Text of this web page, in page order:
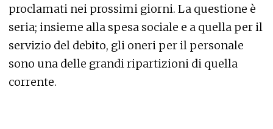
proclamati nei prossimi giorni. La questione è
seria; insieme alla spesa sociale e a quella per il
servizio del debito, gli oneri per il personale
sono una delle grandi ripartizioni di quella
corrente.